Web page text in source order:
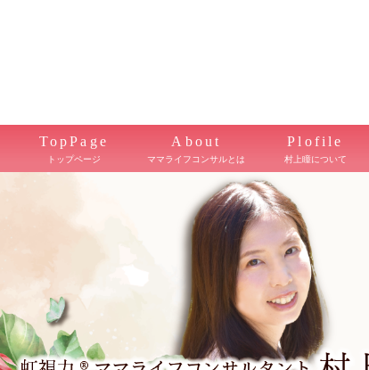
TopPage
トップページ
About
ママライフコンサルとは
Plofile
村上瞳について